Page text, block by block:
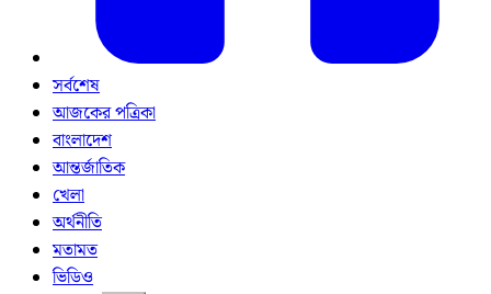
সর্বশেষ
আজকের পত্রিকা
বাংলাদেশ
আন্তর্জাতিক
খেলা
অর্থনীতি
মতামত
ভিডিও